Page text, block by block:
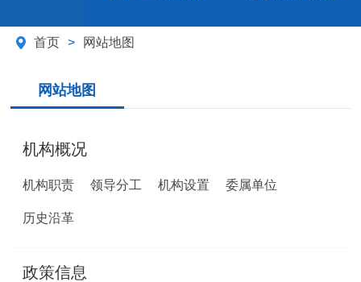
首页 > 网站地图
网站地图
机构概况
机构职责 领导分工 机构设置 委属单位
历史沿革
政策信息